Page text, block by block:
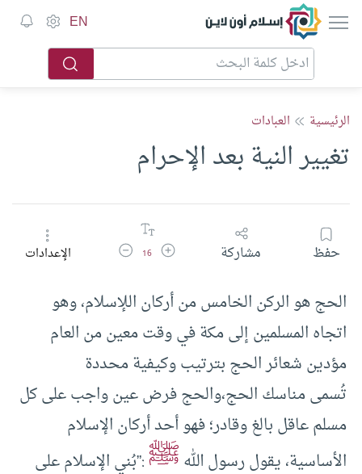
إسلام أون لاين EN
الرئيسية العبادات
تغيير النية بعد الإحرام
حفظ مشاركة زيادة حجم الخط
16 تقليل حجم الخطالإعدادات
الحج هو الركن الخامس من أركان اللإسلام، وهو
اتجاه المسلمين إلى مكة في وقت معين من العام
مؤدين شعائر الحج بترتيب وكيفية محددة
تُسمى مناسك الحج،والحج فرض عين واجب على كل
مسلم عاقل بالغ وقادر؛ فهو أحد أركان الإسلام
الأساسية، يقول رسول اللهﷺ:”بُني الإسلام على